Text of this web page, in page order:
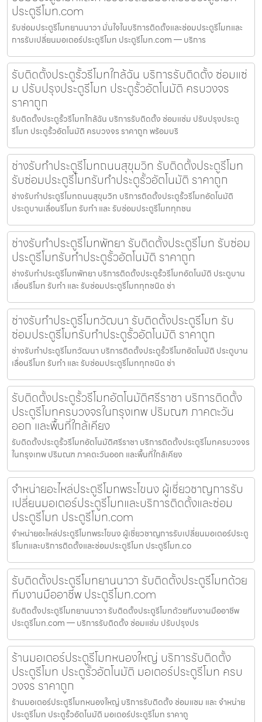
ประตูรีโมท.com
รับซ่อมประตูรีโมทยานนาวา มั่นใจในบริการติดตั้งและซ่อมประตูรีโมทและ
การรับเปลี่ยนมอเตอร์ประตูรีโมท ประตูรีโมท.com — บริการ
รับติดตั้งประตูรั้วรีโมทใกล้ฉัน บริการรับติดตั้ง ซ่อมแซ่
ม ปรับปรุงประตูรีโมท ประตูรั้วอัตโนมัติ ครบวงจร
ราคาถูก
รับติดตั้งประตูรั้วรีโมทใกล้ฉัน บริการรับติดตั้ง ซ่อมแซ่ม ปรับปรุงประตู
รีโมท ประตูรั้วอัตโนมัติ ครบวงจร ราคาถูก พร้อมบริ
ช่างรับทำประตูรีโมทถนนสุขุมวิท รับติดตั้งประตูรีโมท
รับซ่อมประตูรีโมทรับทำประตูรั้วอัตโนมัติ ราคาถูก
ช่างรับทำประตูรีโมทถนนสุขุมวิท บริการติดตั้งประตูรั้วรีโมทอัตโนมัติ
ประตูบานเลื่อนรีโมท รับทำ และ รับซ่อมประตูรีโมททุกชน
ช่างรับทำประตูรีโมทพัทยา รับติดตั้งประตูรีโมท รับซ่อม
ประตูรีโมทรับทำประตูรั้วอัตโนมัติ ราคาถูก
ช่างรับทำประตูรีโมทพัทยา บริการติดตั้งประตูรั้วรีโมทอัตโนมัติ ประตูบาน
เลื่อนรีโมท รับทำ และ รับซ่อมประตูรีโมททุกชนิด ช่า
ช่างรับทำประตูรีโมทวัฒนา รับติดตั้งประตูรีโมท รับ
ซ่อมประตูรีโมทรับทำประตูรั้วอัตโนมัติ ราคาถูก
ช่างรับทำประตูรีโมทวัฒนา บริการติดตั้งประตูรั้วรีโมทอัตโนมัติ ประตูบาน
เลื่อนรีโมท รับทำ และ รับซ่อมประตูรีโมททุกชนิด ช่า
รับติดตั้งประตูรั้วรีโมทอัตโนมัติศรีราชา บริการติดตั้ง
ประตูรีโมทครบวงจรในกรุงเทพ ปริมณฑ ภาคตะวัน
ออก และพื้นที่ใกล้เคียง
รับติดตั้งประตูรั้วรีโมทอัตโนมัติศรีราชา บริการติดตั้งประตูรีโมทครบวงจร
ในกรุงเทพ ปริมณฑ ภาคตะวันออก และพื้นที่ใกล้เคียง
จำหน่ายอะไหล่ประตูรีโมทพระโขนง ผู้เชี่ยวชาญการรับ
เปลี่ยนมอเตอร์ประตูรีโมทและบริการติดตั้งและซ่อม
ประตูรีโมท ประตูรีโมท.com
จำหน่ายอะไหล่ประตูรีโมทพระโขนง ผู้เชี่ยวชาญการรับเปลี่ยนมอเตอร์ประตู
รีโมทและบริการติดตั้งและซ่อมประตูรีโมท ประตูรีโมท.co
รับติดตั้งประตูรีโมทยานนาวา รับติดตั้งประตูรีโมทด้วย
ทีมงานมืออาชีพ ประตูรีโมท.com
รับติดตั้งประตูรีโมทยานนาวา รับติดตั้งประตูรีโมทด้วยทีมงานมืออาชีพ
ประตูรีโมท.com — บริการรับติดตั้ง ซ่อมแซ่ม ปรับปรุงปร
ร้านมอเตอร์ประตูรีโมทหนองใหญ่ บริการรับติดตั้ง
ประตูรีโมท ประตูรั้วอัตโนมัติ มอเตอร์ประตูรีโมท ครบ
วงจร ราคาถูก
ร้านมอเตอร์ประตูรีโมทหนองใหญ่ บริการรับติดตั้ง ซ่อมแซม และ จำหน่าย
ประตูรีโมท ประตูรั้วอัตโนมัติ มอเตอร์ประตูรีโมท ราคาถู